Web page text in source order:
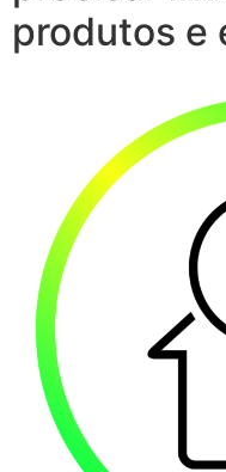
produtos e